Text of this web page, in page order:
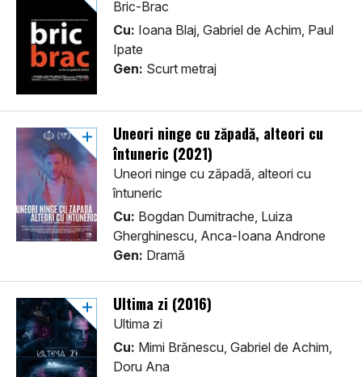
Bric-Brac
Cu: Ioana Blaj, Gabriel de Achim, Paul
Ipate
Gen: Scurt metraj
Uneori ninge cu zăpadă, alteori cu
întuneric (2021)
Uneori ninge cu zăpadă, alteori cu
întuneric
Cu: Bogdan Dumitrache, Luiza
Gherghinescu, Anca-Ioana Androne
Gen: Dramă
Ultima zi (2016)
Ultima zi
Cu: Mimi Brănescu, Gabriel de Achim,
Doru Ana